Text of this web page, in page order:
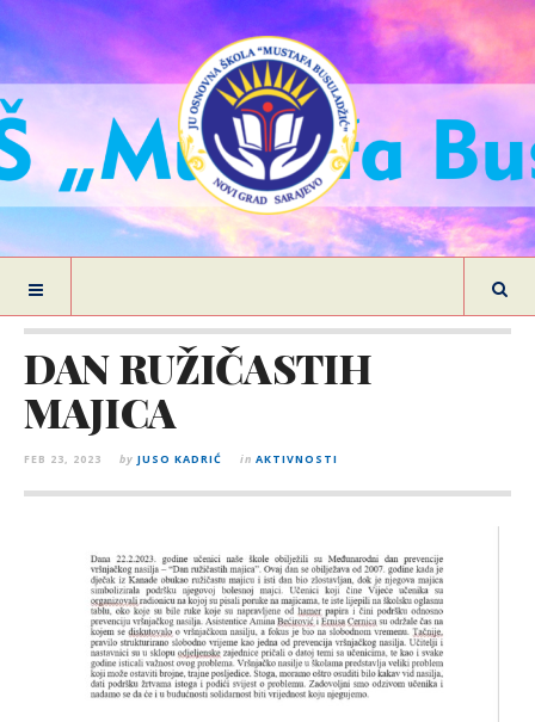
DAN RUŽIČASTIH
MAJICA
FEB 23, 2023 by JUSO KADRIĆ in AKTIVNOSTI